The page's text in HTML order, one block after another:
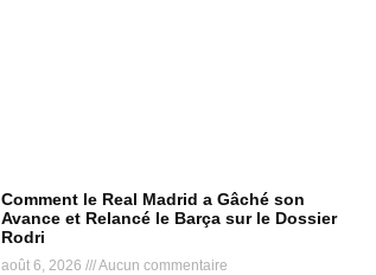
Comment le Real Madrid a Gâché son
Avance et Relancé le Barça sur le Dossier
Rodri
août 6, 2026 Aucun commentaire